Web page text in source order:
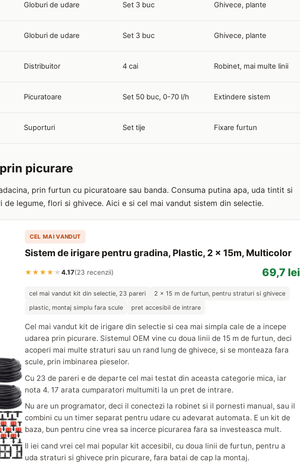
Globuri de udare Set 3 buc Ghivece, plante
Globuri de udare Set 3 buc Ghivece, plante
Distribuitor 4 cai Robinet, mai multe linii
Picuratoare Set 50 buc, 0-70 l/h Extindere sistem
Suporturi Set tije Fixare furtun
picurare
prin furtun cu picuratoare sau banda. Consuma putina apa, uda tintit si
de legume, flori si ghivece. Aici e si cel mai vandut sistem din selectie.
CEL MAI VANDUT
Sistem de irigare pentru gradina, Plastic, 2 x 15m, Multicolor
★★★★ ★4.17(23 recenzii) 69,7 lei
cel mai vandut kit din selectie, 23 pareri
2 x 15 m de furtun, pentru straturi si ghivece
plastic, montaj simplu fara scule
pret accesibil de intrare
Cel mai vandut kit de irigare din selectie si cea mai simpla cale de a incepe
udarea prin picurare. Sistemul OEM vine cu doua linii de 15 m de furtun, deci
acoperi mai multe straturi sau un rand lung de ghivece, si se monteaza fara
scule, prin imbinarea pieselor.
Cu 23 de pareri e de departe cel mai testat din aceasta categorie mica, iar
nota 4. 17 arata cumparatori multumiti la un pret de intrare.
Nu are un programator, deci il conectezi la robinet si il pornesti manual, sau il
combini cu un timer separat pentru udare cu adevarat automata. E un kit de
baza, bun pentru cine vrea sa incerce picurarea fara sa investeasca mult.
Il iei cand vrei cel mai popular kit accesibil, cu doua linii de furtun, pentru a
uda straturi si ghivece prin picurare, fara batai de cap la montaj.